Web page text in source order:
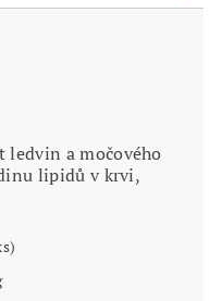
a močového
lipidů v krvi,